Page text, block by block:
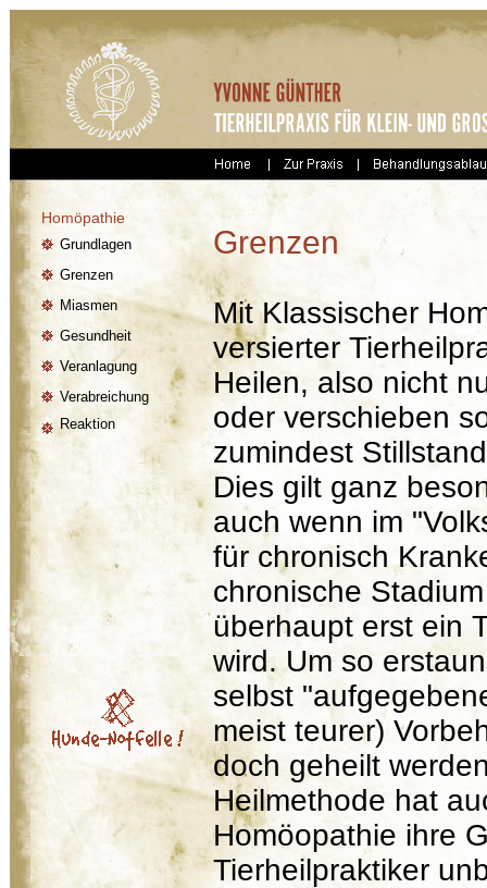
Homöpathie
Grundlagen
Grenzen
Miasmen
Gesundheit
Veranlagung
Verabreichung
Reaktion
Grenzen
Mit Klassischer
versierter
Heilen, also nicht
oder verschieben
zumindest
Dies gilt ganz
auch wenn im
für chronisch
chronische
überhaupt erst ein
wird. Um so
selbst
meist teurer)
doch geheilt
Heilmethode hat
Homöopathie ihre
Tierheilpraktiker